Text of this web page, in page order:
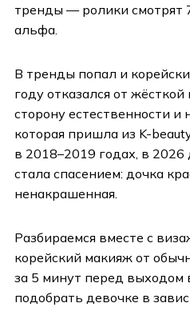
тренды — ролики смотрят
альфа.
В тренды попал и
году отказался от
сторону естественности и
которая пришла из K-
в 2018–2019 годах, в
стала спасением: дочка
ненакрашенная.
Разбираемся вместе с
корейский макияж от
за 5 минут перед выходом
подобрать девочке в